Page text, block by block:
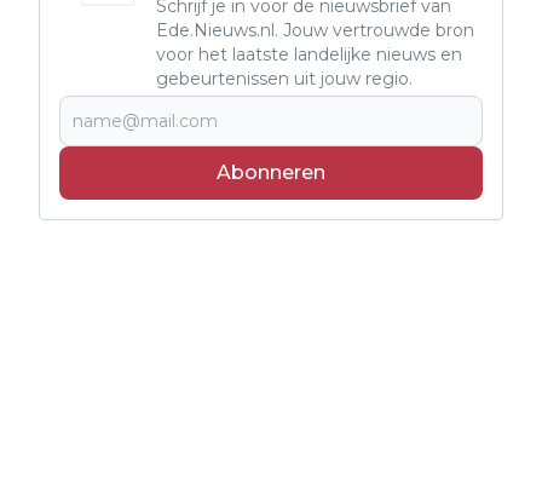
Schrijf je in voor de nieuwsbrief van
Ede.Nieuws.nl. Jouw vertrouwde bron
voor het laatste landelijke nieuws en
gebeurtenissen uit jouw regio.
Abonneren